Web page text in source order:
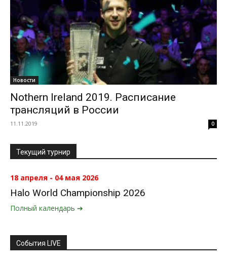
Новости
Nothern Ireland 2019. Расписание
трансляций в России
11.11.2019 0
Текущий турнир
18 апреля - 04 мая 2026
Halo World Championship 2026
Полный календарь ➔
События LIVE